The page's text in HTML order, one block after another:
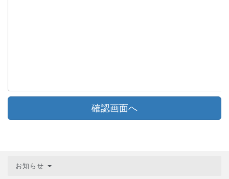
確認画面へ
お知らせ